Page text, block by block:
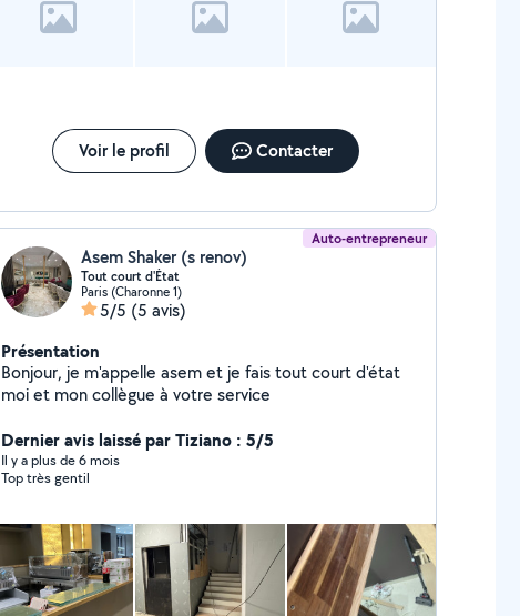
Voir le profil Contacter
Auto-entrepreneur
Asem Shaker (s renov)
Tout court d'État
Paris (Charonne 1)
5/5 (5 avis)
Présentation
Bonjour, je m'appelle asem et je fais tout court d'état
moi et mon collègue à votre service
Dernier avis laissé par Tiziano : 5/5
Il y a plus de 6 mois
Top très gentil